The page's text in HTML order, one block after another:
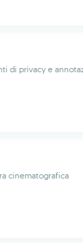
di privacy e
cinematografica